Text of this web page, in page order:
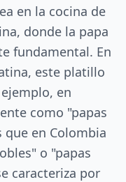
en la cocina de
donde la papa
fundamental. En
este platillo
en
como "papas
en Colombia
o "papas
caracteriza por